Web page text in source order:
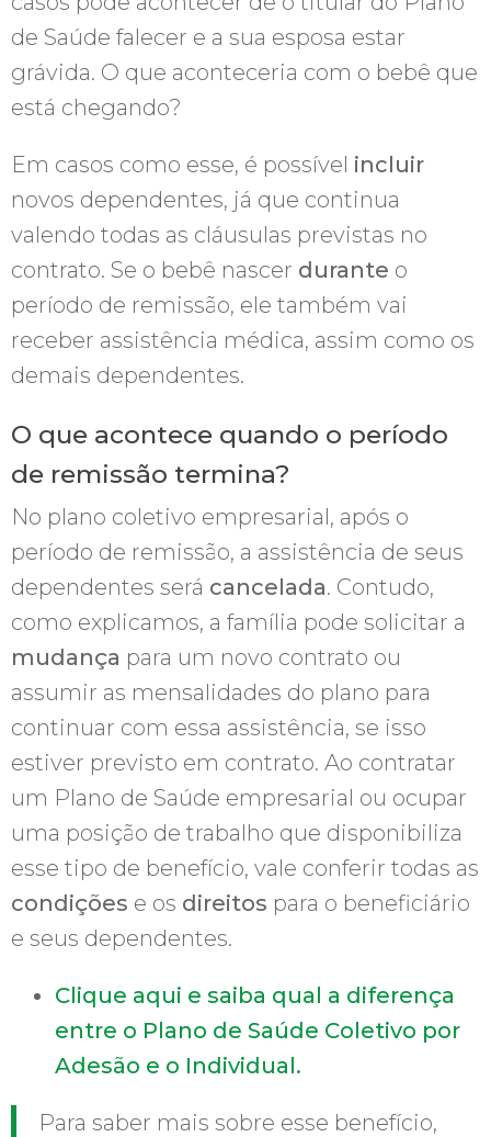
de Saúde falecer e a sua esposa estar
grávida. O que aconteceria com o bebê que
está chegando?
Em casos como esse, é possível incluir
novos dependentes, já que continua
valendo todas as cláusulas previstas no
contrato. Se o bebê nascer durante o
período de remissão, ele também vai
receber assistência médica, assim como os
demais dependentes.
O que acontece quando o período
de remissão termina?
No plano coletivo empresarial, após o
período de remissão, a assistência de seus
dependentes será cancelada. Contudo,
como explicamos, a família pode solicitar a
mudança para um novo contrato ou
assumir as mensalidades do plano para
continuar com essa assistência, se isso
estiver previsto em contrato. Ao contratar
um Plano de Saúde empresarial ou ocupar
uma posição de trabalho que disponibiliza
esse tipo de benefício, vale conferir todas as
condições e os direitos para o beneficiário
e seus dependentes.
Clique aqui e saiba qual a diferença
entre o Plano de Saúde Coletivo por
Adesão e o Individual.
Para saber mais sobre esse benefício,